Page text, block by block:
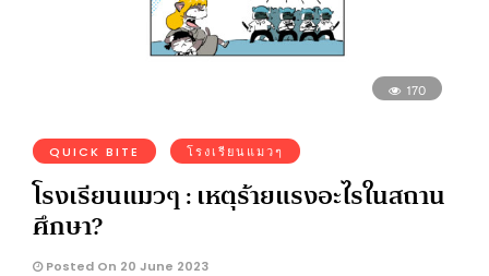
170
QUICK BITE โรงเรียนแมวๆ
โรงเรียนแมวๆ : เหตุร้ายแรงอะไรในสถาน
ศึกษา?
Posted On 20 June 2023